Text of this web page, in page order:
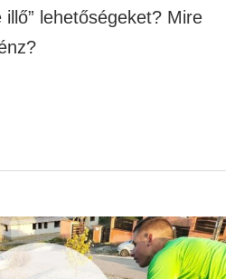
lehetőségeket? Mire